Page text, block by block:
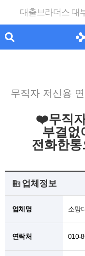
대출브라더스 대
무직자 저신용
❤️무직
부결없
전화한
업체정보
업체명 소망
연락처 010-